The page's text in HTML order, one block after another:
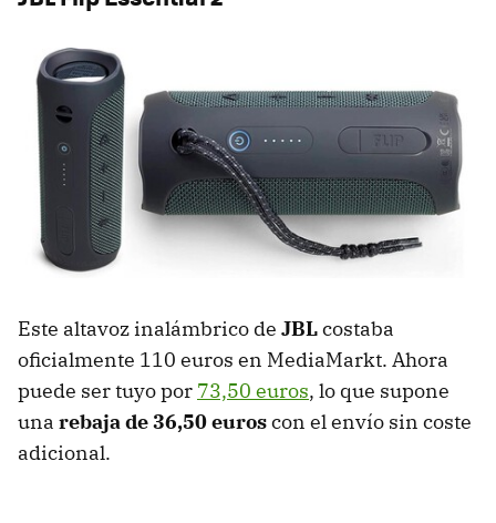
Este altavoz inalámbrico de JBLcostaba
oficialmente 110 euros en MediaMarkt. Ahora
puede ser tuyo por 73,50 euros, lo que supone
una rebaja de 36,50 euroscon el envío sin coste
adicional.